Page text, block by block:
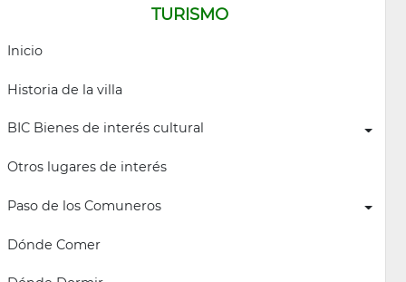
TURISMO
Inicio
Historia de la villa
BIC Bienes de interés cultural
Otros lugares de interés
Paso de los Comuneros
Dónde Comer